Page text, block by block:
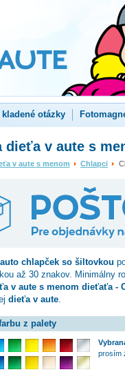
kladené otázky
dieťa v aute s
v aute s menom Chlapci
chlapček so šiltovkou
až 30 znakov. Minimálny
v aute s menom dieťaťa -
dieťa v aute.
z palety
prosím